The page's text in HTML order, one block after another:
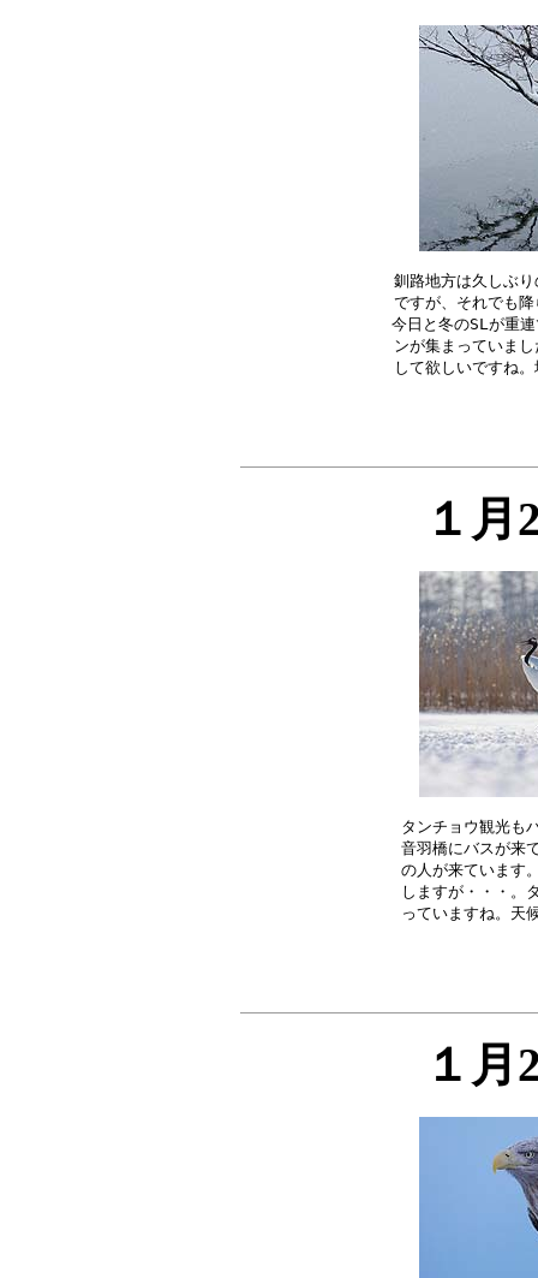
釧路地方は久しぶ
ですが、それでも
今日と冬のSLが重
ンが集まっていま
１月
タンチョウ観光も
音羽橋にバスが来
の人が来ています
しますが・・・。
１月